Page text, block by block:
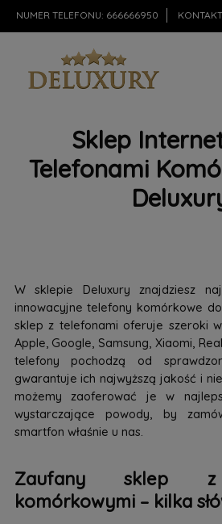
NUMER TELEFONU: 666666950
Sklep
Telefonami
W sklepie Deluxury znajdziesz
innowacyjne telefony komórkowe
sklep z telefonami oferuje szeroki
Apple, Google, Samsung, Xiaomi,
telefony pochodzą od
gwarantuje ich najwyższą jakość i
możemy zaoferować je w
wystarczające powody, by
smartfon właśnie u nas.
Zaufany sklep z
komórkowymi – kilka